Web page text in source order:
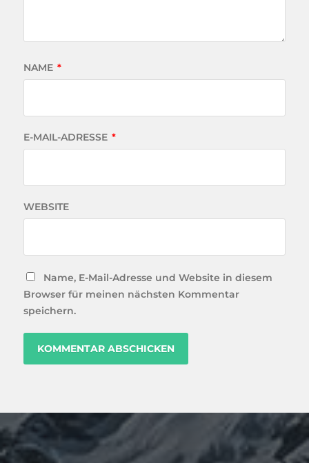
NAME *
E-MAIL-ADRESSE *
WEBSITE
Name, E-Mail-Adresse und Website in diesem
Browser für meinen nächsten Kommentar
speichern.